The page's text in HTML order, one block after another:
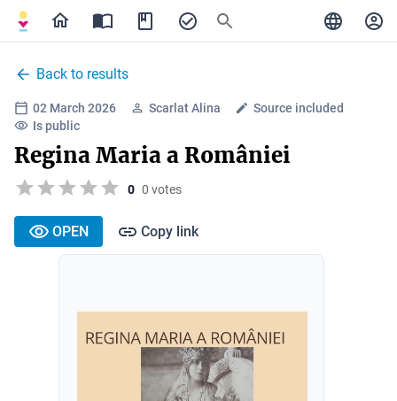
Back to results
02 March 2026 Scarlat Alina
Source included
Is public
Regina Maria a României
0 0 votes
OPEN Copy link